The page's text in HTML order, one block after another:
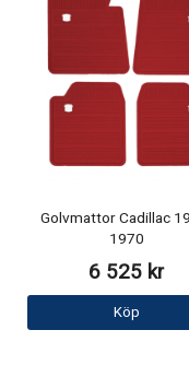
Golvmattor Cadillac
1970
6 525 kr
Köp